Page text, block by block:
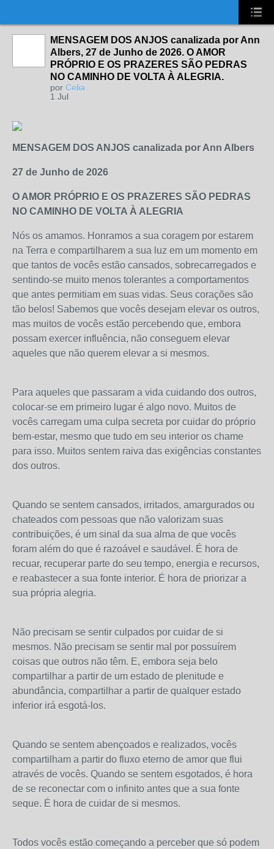
MENSAGEM DOS ANJOS canalizada por Ann
Albers, 27 de Junho de 2026. O AMOR
PRÓPRIO E OS PRAZERES SÃO PEDRAS
NO CAMINHO DE VOLTA À ALEGRIA.
por Celia
1 Jul
MENSAGEM DOS ANJOS canalizada por Ann Albers
27 de Junho de 2026
O AMOR PRÓPRIO E OS PRAZERES SÃO PEDRAS
NO CAMINHO DE VOLTA À ALEGRIA
Nós os amamos. Honramos a sua coragem por estarem
na Terra e compartilharem a sua luz em um momento em
que tantos de vocês estão cansados, sobrecarregados e
sentindo-se muito menos tolerantes a comportamentos
que antes permitiam em suas vidas. Seus corações são
tão belos! Sabemos que vocês desejam elevar os outros,
mas muitos de vocês estão percebendo que, embora
possam exercer influência, não conseguem elevar
aqueles que não querem elevar a si mesmos.
Para aqueles que passaram a vida cuidando dos outros,
colocar-se em primeiro lugar é algo novo. Muitos de
vocês carregam uma culpa secreta por cuidar do próprio
bem-estar, mesmo que tudo em seu interior os chame
para isso. Muitos sentem raiva das exigências constantes
dos outros.
Quando se sentem cansados, irritados, amargurados ou
chateados com pessoas que não valorizam suas
contribuições, é um sinal da sua alma de que vocês
foram além do que é razoável e saudável. É hora de
recuar, recuperar parte do seu tempo, energia e recursos,
e reabastecer a sua fonte interior. É hora de priorizar a
sua própria alegria.
Não precisam se sentir culpados por cuidar de si
mesmos. Não precisam se sentir mal por possuírem
coisas que outros não têm. E, embora seja belo
compartilhar a partir de um estado de plenitude e
abundância, compartilhar a partir de qualquer estado
inferior irá esgotá-los.
Quando se sentem abençoados e realizados, vocês
compartilham a partir do fluxo eterno de amor que flui
através de vocês. Quando se sentem esgotados, é hora
de se reconectar com o infinito antes que a sua fonte
seque. É hora de cuidar de si mesmos.
Todos vocês estão começando a perceber que só podem